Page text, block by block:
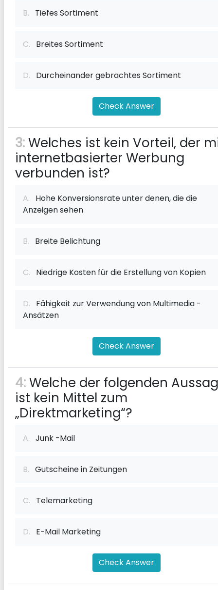
B. Tiefes Sortiment
C. Breites Sortiment
D. Durcheinander gebrachtes Sortiment
Check Answer
3:Welches ist kein Vorteil, der
internetbasierter Werbung
verbunden ist?
A. Hohe Konversionsrate unter denen, die die
Anzeigen sehen
B. Breite Belichtung
C. Niedrige Kosten für die Erstellung von Kopien
D. Fähigkeit zur Verwendung von Multimedia -
Ansätzen
Check Answer
4:Welche der folgenden
ist kein Mittel zum
„Direktmarketing“?
A. Junk -Mail
B. Gutscheine in Zeitungen
C. Telemarketing
D. E-Mail Marketing
Check Answer